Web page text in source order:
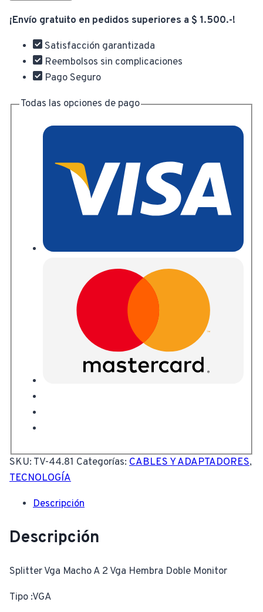
2
cantidad
¡Envío gratuito en pedidos superiores a $ 1.500.-!
Satisfacción garantizada
Reembolsos sin complicaciones
Pago Seguro
Todas las opciones de pago
SKU: TV-44.81 Categorías: CABLES Y ADAPTADORES,
TECNOLOGÍA
Descripción
Descripción
Splitter Vga Macho A 2 Vga Hembra Doble Monitor
Tipo :VGA